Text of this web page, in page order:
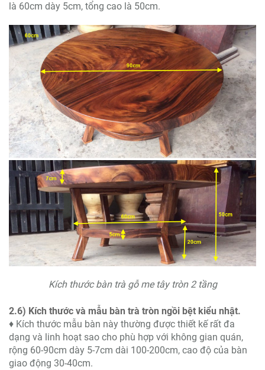
là 60cm dày 5cm, tổng cao là 50cm.
Kích thước bàn trà gỗ me tây tròn 2 tầng
2.6) Kích thước và mẫu bàn trà tròn ngồi bệt kiểu nhật.
♦ Kích thước mẫu bàn này thường được thiết kế rất đa
dạng và linh hoạt sao cho phù hợp với không gian quán,
rộng 60-90cm dày 5-7cm dài 100-200cm, cao độ của bàn
giao động 30-40cm.